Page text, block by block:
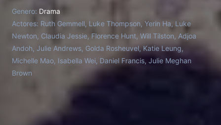
Genero: Drama
Actores: Ruth Gemmell, Luke Thompson, Yerin Ha, Luke
Newton, Claudia Jessie, Florence Hunt, Will Tilston, Adjoa
Andoh, Julie Andrews, Golda Rosheuvel, Katie Leung,
Michelle Mao, Isabella Wei, Daniel Francis, Julie Meghan
Brown